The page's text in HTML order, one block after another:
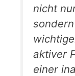
nicht
aktiver
einer